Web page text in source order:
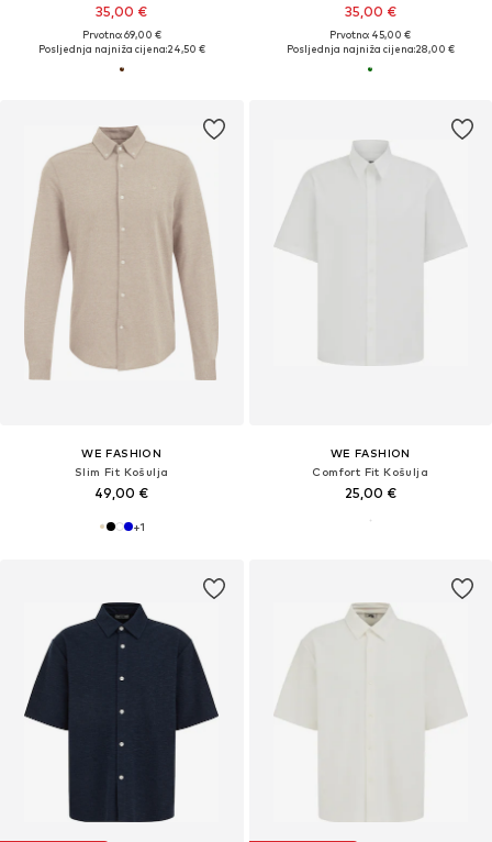
35,00 €
Prvotno: 69,00 €
Posljednja najniža cijena:24,50 €
35,00 €
Prvotno: 45,00 €
Posljednja najniža cijena:28,00 €
WE FASHION
Slim Fit Košulja
49,00 €
+1
WE FASHION
Comfort Fit Košulja
25,00 €